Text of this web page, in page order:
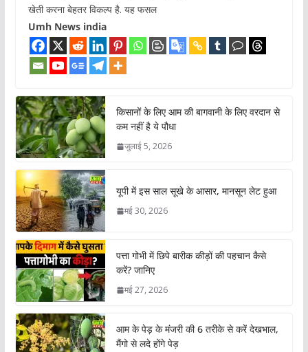
खेती करना बेहतर विकल्प है. यह फसल
Umh News india
किसानों के लिए आम की बागवानी के लिए वरदान से
कम नहीं है ये पौधा
जुलाई 5, 2026
यूपी में इस साल सूखे के आसार, मानसून लेट हुआ
मई 30, 2026
पत्ता गोभी में छिपे बारीक कीड़ों की पहचान कैसे
करें? जानिए
मई 27, 2026
आम के पेड़ के मंजरी की 6 तरीके से करें देखभाल,
मैंगो से लदे होंगे पेड़